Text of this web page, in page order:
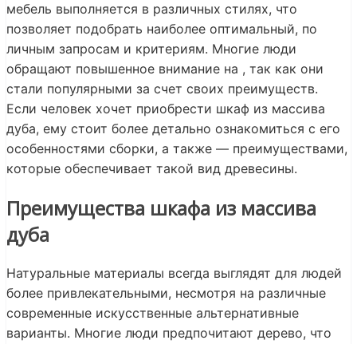
мебель выполняется в различных стилях, что
позволяет подобрать наиболее оптимальный, по
личным запросам и критериям. Многие люди
обращают повышенное внимание на , так как они
стали популярными за счет своих преимуществ.
Если человек хочет приобрести шкаф из массива
дуба, ему стоит более детально ознакомиться с его
особенностями сборки, а также — преимуществами,
которые обеспечивает такой вид древесины.
Преимущества шкафа из массива
дуба
Натуральные материалы всегда выглядят для людей
более привлекательными, несмотря на различные
современные искусственные альтернативные
варианты. Многие люди предпочитают дерево, что